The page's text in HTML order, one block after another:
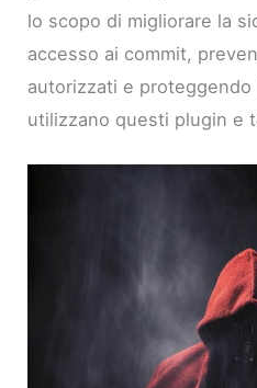
lo scopo di migliorare la
accesso ai commit,
autorizzati e
utilizzano questi plugin e